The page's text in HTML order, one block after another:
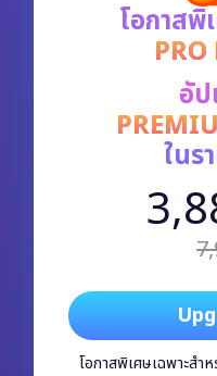
โอกาสพิ
อัป
ในร
โอกาสพิเศษเฉพาะส